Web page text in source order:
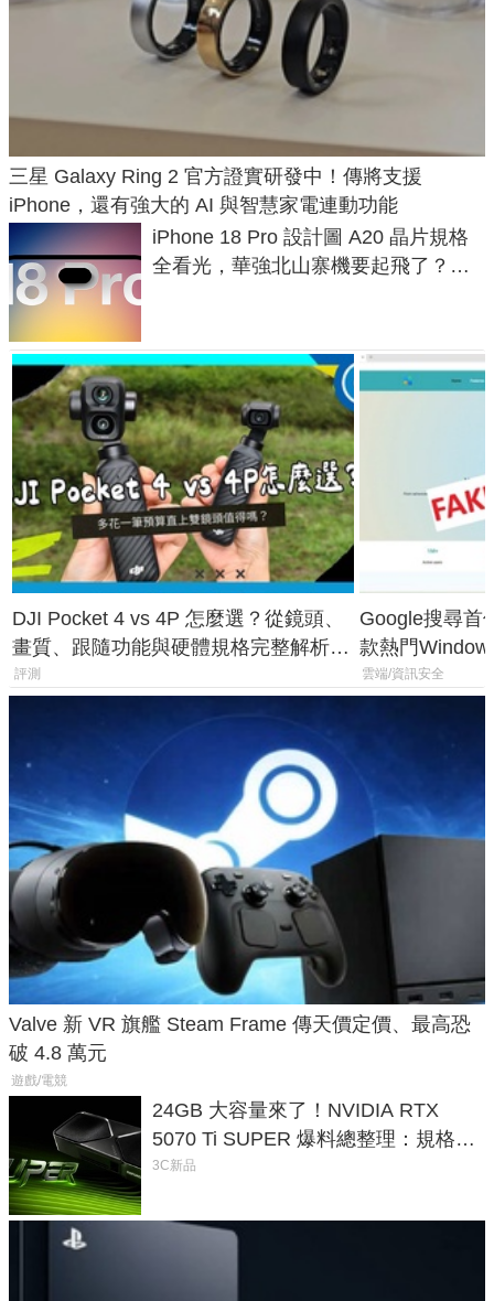
三星 Galaxy Ring 2 官方證實研發中！傳將支援
iPhone，還有強大的 AI 與智慧家電連動功能
iPhone 18 Pro 設計圖 A20 晶片規格
全看光，華強北山寨機要起飛了？專
DJI Pocket 4 vs 4P 怎麼選？從鏡頭、
畫質、跟隨功能與硬體規格完整解析，
一次看懂兩台差異
評測
Google搜尋首
款熱門
機
雲端/資訊安全
Valve 新 VR 旗艦 Steam Frame 傳天價定價、最高恐
破 4.8 萬元
遊戲/電競
24GB 大容量來了！NVIDIA RTX
5070 Ti SUPER 爆料總整理：規格、
功耗、上市時間
3C新品